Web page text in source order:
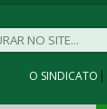
O SINDICATO |